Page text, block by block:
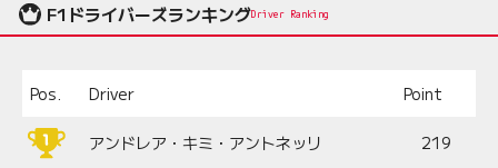
F1ドライバーズランキングDriver Ranking
Pos. Driver Point
アンドレア・キミ・アントネッリ 219